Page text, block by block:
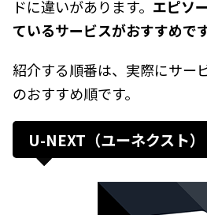
ドに違いがあります。 エピソ
ているサービスがおすすめで
紹介する順番は、実際にサー
のおすすめ順です。
U-NEXT（ユーネクスト）